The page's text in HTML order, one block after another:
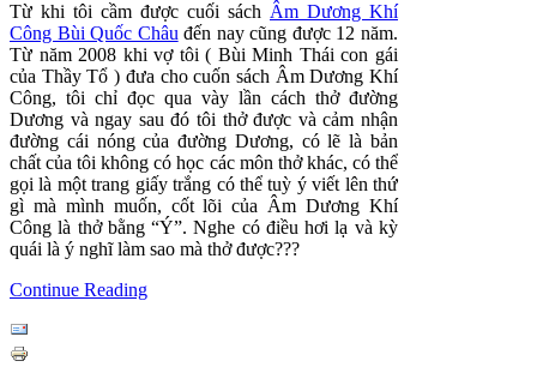
Từ khi tôi cầm được cuối sách Âm Dương Khí
Công Bùi Quốc Châu đến nay cũng được 12 năm.
Từ năm 2008 khi vợ tôi ( Bùi Minh Thái con gái
của Thầy Tổ ) đưa cho cuốn sách Âm Dương Khí
Công, tôi chỉ đọc qua vày lần cách thở đường
Dương và ngay sau đó tôi thở được và cảm nhận
đường cái nóng của đường Dương, có lẽ là bản
chất của tôi không có học các môn thở khác, có thể
gọi là một trang giấy trắng có thể tuỳ ý viết lên thứ
gì mà mình muốn, cốt lõi của Âm Dương Khí
Công là thở bằng “Ý”. Nghe có điều hơi lạ và kỳ
quái là ý nghĩ làm sao mà thở được???
Continue Reading